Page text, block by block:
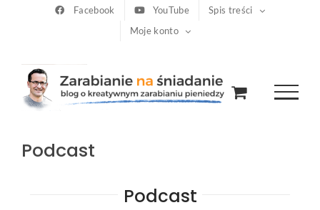
Facebook YouTube
Spis treści
Moje konto
Podcast
Podcast